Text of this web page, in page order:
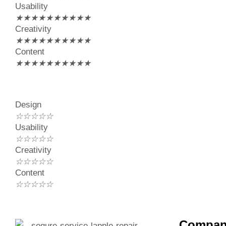
Usability
★★★★★★★★★★
Creativity
★★★★★★★★★★
Content
★★★★★★★★★★
Design
☆☆☆☆☆
Usability
☆☆☆☆☆
Creativity
☆☆☆☆☆
Content
☆☆☆☆☆